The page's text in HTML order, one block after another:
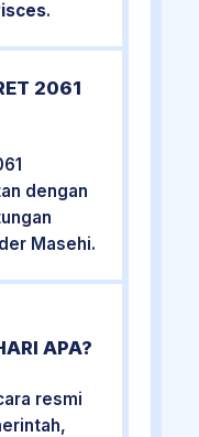
.
2061
dengan
Masehi.
APA?
resmi